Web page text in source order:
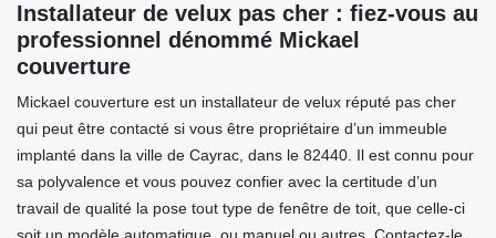
Installateur de velux pas cher : fiez-vous au
professionnel dénommé Mickael
couverture
Mickael couverture est un installateur de velux réputé pas cher
qui peut être contacté si vous être propriétaire d’un immeuble
implanté dans la ville de Cayrac, dans le 82440. Il est connu pour
sa polyvalence et vous pouvez confier avec la certitude d’un
travail de qualité la pose tout type de fenêtre de toit, que celle-ci